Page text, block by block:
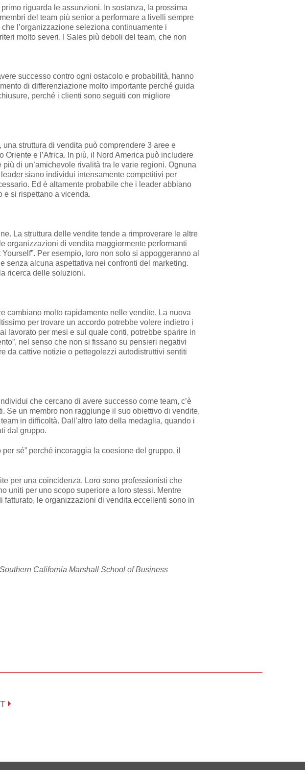
riguarda le assunzioni. In sostanza, la prossima
del team più senior a performare a livelli sempre
l’organizzazione seleziona continuamente i
molto severi. I Sales più deboli del team, che non
successo contro ogni ostacolo e probabilità, hanno
di differenziazione molto importante perché guida
perché i clienti sono seguiti con migliore
struttura di vendita può comprendere 3 aree e
e l’Africa. In più, il Nord America può includere
di un’amichevole rivalità tra le varie regioni. Ognuna
siano individui intensamente competitivi per
Ed è altamente probabile che i leader abbiano
e si rispettano a vicenda.
La struttura delle vendite tende a rimproverare le altre
organizzazioni di vendita maggiormente performanti
Per esempio, loro non solo si appoggeranno al
senza alcuna aspettativa nei confronti del marketing.
ricerca delle soluzioni.
cambiano molto rapidamente nelle vendite. La nuova
per trovare un accordo potrebbe volere indietro i
lavorato per mesi e sul quale conti, potrebbe sparire in
nel senso che non si fissano su pensieri negativi
da cattive notizie o pettegolezzi autodistruttivi sentiti
che cercano di avere successo come team, c’è
Se un membro non raggiunge il suo obiettivo di vendite,
in difficoltà. Dall’altro lato della medaglia, quando i
dal gruppo.
sé” perché incoraggia la coesione del gruppo, il
per una coincidenza. Loro sono professionisti che
uniti per uno scopo superiore a loro stessi. Mentre
fatturato, le organizzazioni di vendita eccellenti sono in
California Marshall School of Business